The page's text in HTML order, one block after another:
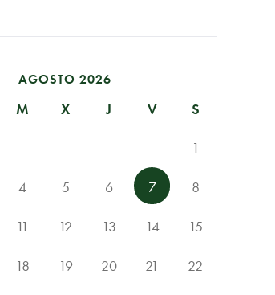
AGOSTO 2026
M X J V S
1
4 5 6 7 8
11 12 13 14 15
18 19 20 21 22